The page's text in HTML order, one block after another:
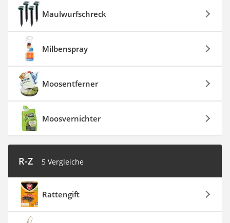
Maulwurfschreck
Milbenspray
Moosentferner
Moosvernichter
R-Z 5 Vergleiche
Rattengift